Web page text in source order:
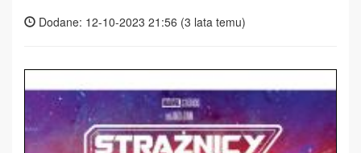
Dodane: 12-10-2023 21:56 (3 lata temu)